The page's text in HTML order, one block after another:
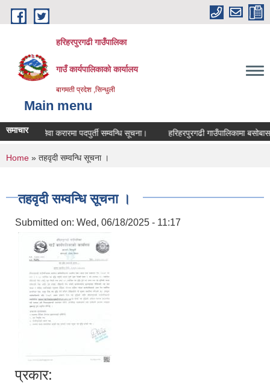
Skip to main content
हरिहरपुरगढी गाउँपालिका
गाउँ कार्यपालिकाको कार्यालय
बागमती प्रदेश ,सिन्धुली
Main menu
समाचार सेवा करारमा पदपुर्ती सम्वन्धि सूचना। हरिहरपुरगढी गाउँपालिकामा
You are here
Home » तहवृदी सम्वन्धि सूचना ।
तहवृदी सम्वन्धि सूचना ।
Submitted on: Wed, 06/18/2025 - 11:17
प्रकार: